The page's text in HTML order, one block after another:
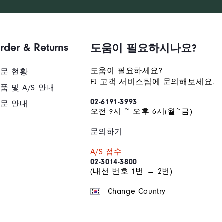
& Returns
현황
및 A/S 안내
안내
도움이 필요하시나요?
도움이 필요하세요?
FJ 고객 서비스팀에 문의해보세요.
02-6191-3993
오전 9시 ~ 오후 6시(월~금)
문의하기
A/S 접수
02-3014-3800
(내선 번호 1번 → 2번)
Change Country